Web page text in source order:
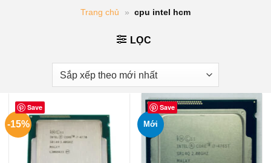
Trang chủ » cpu intel hcm
LỌC
Save
-15%
Save
Mới